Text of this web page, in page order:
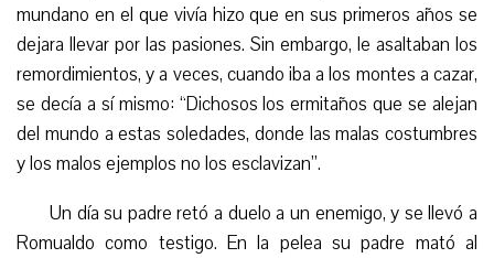
mundano en el que vivía hizo que en sus primeros años se
dejara llevar por las pasiones. Sin embargo, le asaltaban los
remordimientos, y a veces, cuando iba a los montes a cazar,
se decía a sí mismo: “Dichosos los ermitaños que se alejan
del mundo a estas soledades, donde las malas costumbres
y los malos ejemplos no los esclavizan”.
Un día su padre retóa duelo a un enemigo, y se llevó a
Romualdo como testigo. En la pelea su padre mató al